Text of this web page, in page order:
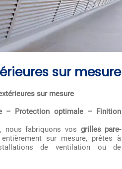
sur mesure
sur mesure
– Protection optimale – Finition
, nous fabriquons vos grilles pare-
sur mesure, prêtes à
de ventilation ou de